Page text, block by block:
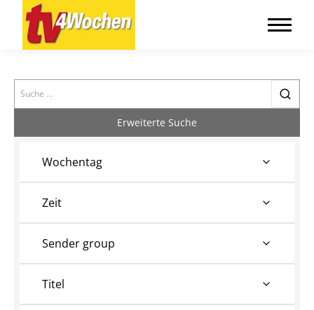
Search
Erweiterte Suche
Wochentag
Zeit
Sender group
Titel